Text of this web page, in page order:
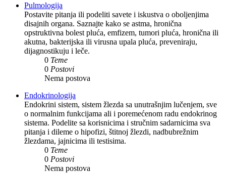
Pulmologija
Postavite pitanja ili podeliti savete i iskustva o oboljenjima
disajnih organa. Saznajte kako se astma, hronična
opstruktivna bolest pluća, emfizem, tumori pluća, hronična ili
akutna, bakterijska ili virusna upala pluća, preveniraju,
dijagnostikuju i leče.
0 Teme
0 Postovi
Nema postova
Endokrinologija
Endokrini sistem, sistem žlezda sa unutrašnjim lučenjem, sve
o normalnim funkcijama ali i poremećenom radu endokrinog
sistema. Podelite sa korisnicima i stručnim sadarnicima sva
pitanja i dileme o hipofizi, štitnoj žlezdi, nadbubrežnim
žlezdama, jajnicima ili testisima.
0 Teme
0 Postovi
Nema postova